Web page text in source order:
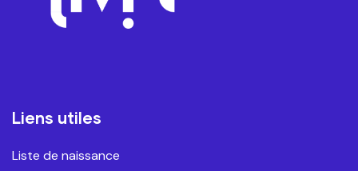
Liens utiles
Liste de naissance